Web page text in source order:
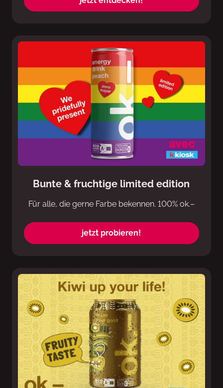
Bunte & fruchtige limited edition
Für alle, die gerne Farbe bekennen. 100% ok.–
jetzt probieren!